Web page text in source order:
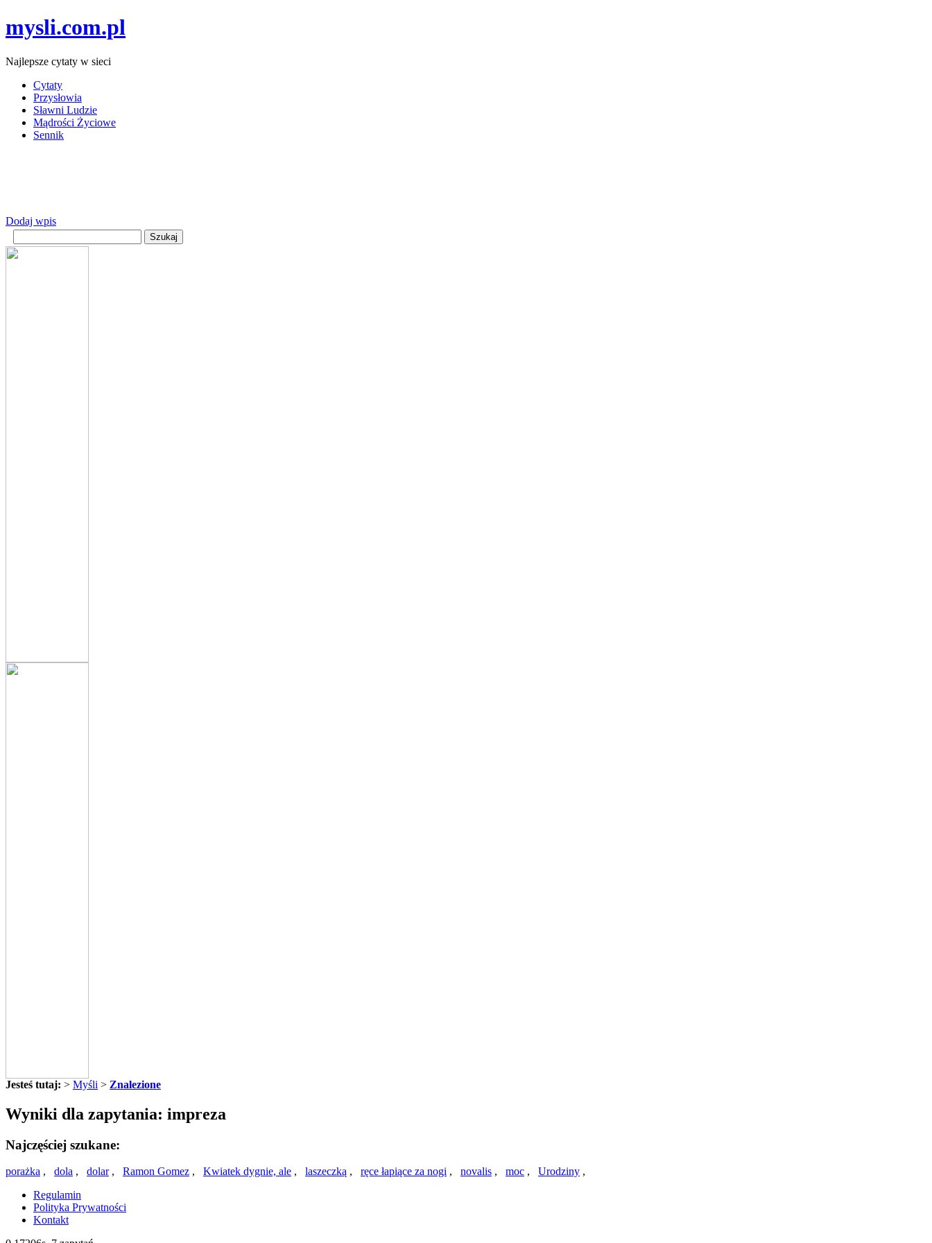
mysli.com.pl
Najlepsze cytaty w sieci
Cytaty
Przysłowia
Sławni Ludzie
Mądrości Życiowe
Sennik
Dodaj wpis
Jesteś tutaj: > Myśli > Znalezione
Wyniki dla zapytania: impreza
Najczęściej szukane:
porażka , dola , dolar, Ramon Gomez , Kwiatek dygnie, ale , laszeczką , ręce łapiące za nogi , novalis , moc , Urodziny ,
Regulamin
Polityka Prywatności
Kontakt